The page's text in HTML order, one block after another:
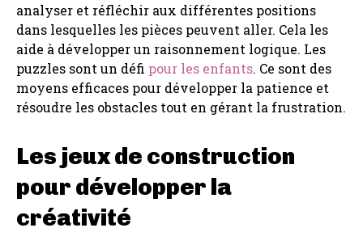
analyser et réfléchir aux différentes positions
dans lesquelles les pièces peuvent aller. Cela les
aide à développer un raisonnement logique. Les
puzzles sont un défi pour les enfants. Ce sont des
moyens efficaces pour développer la patience et
résoudre les obstacles tout en gérant la frustration.
Les jeux de construction
pour développer la
créativité